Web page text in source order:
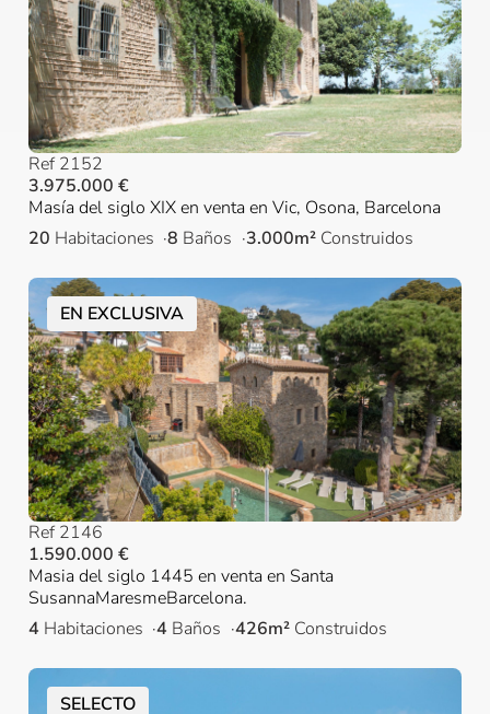
Ref 2152
3.975.000 €
Masía del siglo XIX en venta en Vic, Osona, Barcelona
20 Habitaciones 8 Baños 3.000m² Construidos
EN EXCLUSIVA
Ref 2146
1.590.000 €
Masia del siglo 1445 en venta en Santa
SusannaMaresmeBarcelona.
4 Habitaciones 4 Baños 426m² Construidos
SELECTO